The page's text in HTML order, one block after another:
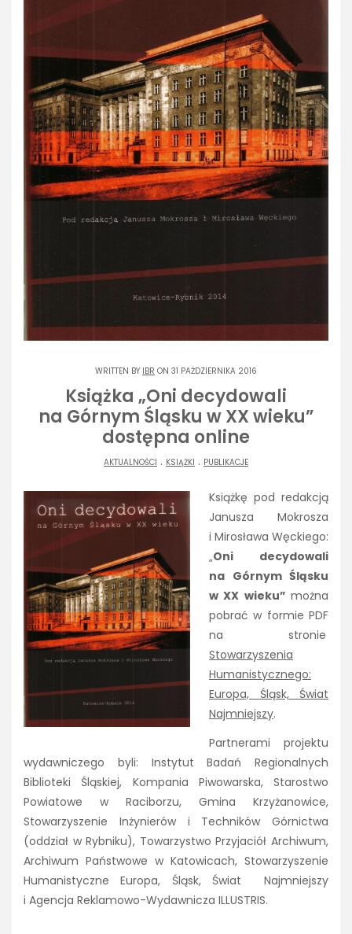
WRITTEN BY IBR ON 31 PAŹDZIERNIKA 2016
Książka „Oni decydowali
na Górnym Śląsku w XX wieku”
dostępna online
AKTUALNOŚCI . KSIĄŻKI . PUBLIKACJE
Książkę pod redakcją
Janusza Mokrosza
i Mirosława Węckiego:
„Oni decydowali
na Górnym Śląsku
w XX wieku” można
pobrać w formie PDF
na stronie
Stowarzyszenia
Humanistycznego:
Europa, Śląsk, Świat
Najmniejszy.
Partnerami projektu
wydawniczego byli: Instytut Badań Regionalnych
Biblioteki Śląskiej, Kompania Piwowarska, Starostwo
Powiatowe w Raciborzu, Gmina Krzyżanowice,
Stowarzyszenie Inżynierów i Techników Górnictwa
(oddział w Rybniku), Towarzystwo Przyjaciół Archiwum,
Archiwum Państwowe w Katowicach, Stowarzyszenie
Humanistyczne Europa, Śląsk, Świat Najmniejszy
i Agencja Reklamowo-Wydawnicza ILLUSTRIS.